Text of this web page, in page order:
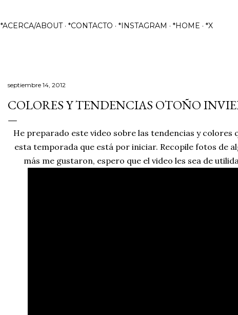
*ACERCA/ABOUT *CONTACTO *INSTAGRAM *HOME *X
septiembre 14, 2012
COLORES Y TENDENCIAS OTOÑO
He preparado este video sobre las tendencias y colores
esta temporada que está por iniciar. Recopile fotos de
más me gustaron, espero que el video les sea de